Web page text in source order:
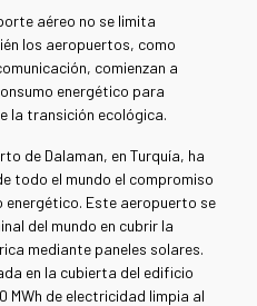
aéreo no se limita
los aeropuertos, como
comienzan a
energético para
la transición ecológica.
de Dalaman, en Turquía, ha
todo el mundo el compromiso
energético. Este aeropuerto se
del mundo en cubrir la
mediante paneles solares.
en la cubierta del edificio
MWh de electricidad limpia al